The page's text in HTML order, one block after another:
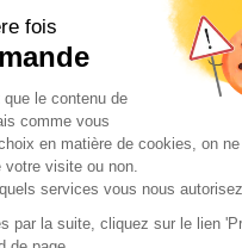
terrain après le coup
côté, le
Costa Rica est
défaite initiale contre la
Ahmed Musa
. Les
de la fin, maisGylfi
Dans ce groupe, la